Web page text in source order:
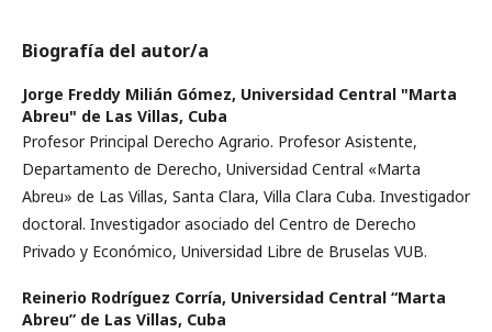
Biografía del autor/a
Jorge Freddy Milián Gómez, Universidad Central "Marta
Abreu" de Las Villas, Cuba
Profesor Principal Derecho Agrario. Profesor Asistente,
Departamento de Derecho, Universidad Central «Marta
Abreu» de Las Villas, Santa Clara, Villa Clara Cuba. Investigador
doctoral. Investigador asociado del Centro de Derecho
Privado y Económico, Universidad Libre de Bruselas VUB.
Reinerio Rodríguez Corría, Universidad Central “Marta
Abreu” de Las Villas, Cuba